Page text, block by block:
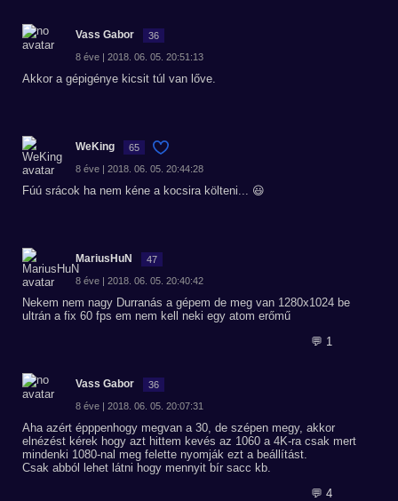
Vass Gabor 36
8 éve | 2018. 06. 05. 20:51:13
Akkor a gépigénye kicsit túl van lőve.
WeKing 65
8 éve | 2018. 06. 05. 20:44:28
Fúú srácok ha nem kéne a kocsira költeni... 😃
MariusHuN 47
8 éve | 2018. 06. 05. 20:40:42
Nekem nem nagy Durranás a gépem de meg van 1280x1024 be
ultrán a fix 60 fps em nem kell neki egy atom erőmű
💬 1
Vass Gabor 36
8 éve | 2018. 06. 05. 20:07:31
Aha azért épppenhogy megvan a 30, de szépen megy, akkor
elnézést kérek hogy azt hittem kevés az 1060 a 4K-ra csak mert
mindenki 1080-nal meg felette nyomják ezt a beállítást.
Csak abból lehet látni hogy mennyit bír sacc kb.
💬 4